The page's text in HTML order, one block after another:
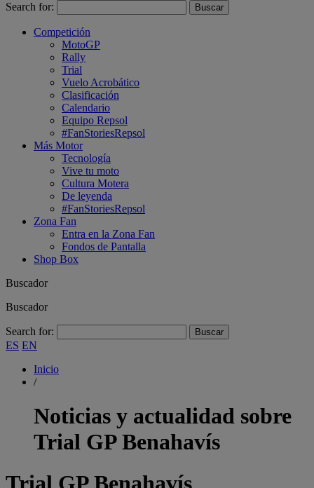
Search for:
Competición
MotoGP
Rally
Trial
Vuelo Acrobático
Clasificación
Calendario
Equipo Repsol
#FanStoriesRepsol
Más Motor
Tecnología
Vive tu moto
Cultura Motera
De leyenda
#FanStoriesRepsol
Zona Fan
Entra en la Zona Fan
Fondos de Pantalla
Shop Box
Buscador
Buscador
Search for:
ES EN
Inicio
/
Noticias y actualidad sobre
Trial GP Benahavís